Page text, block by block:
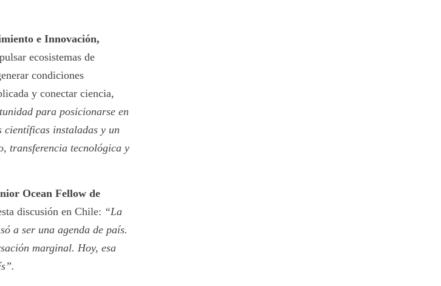
e Innovación,
ecosistemas de
condiciones
y conectar ciencia,
para posicionarse en
científicas instaladas y un
transferencia tecnológica y
Ocean Fellow de
discusión en Chile: “La
a ser una agenda de país.
marginal. Hoy, esa